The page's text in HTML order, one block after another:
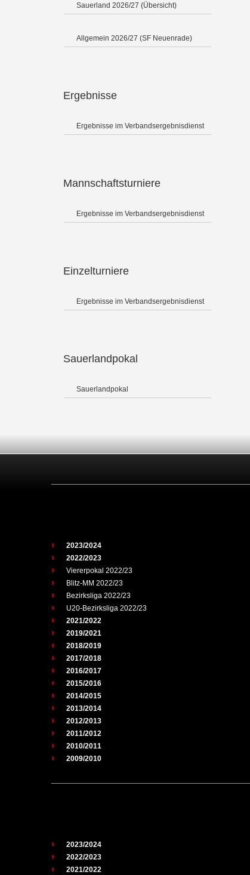
Sauerland 2026/27 (Übersicht)
Allgemein 2026/27 (SF Neuenrade)
Ergebnisse
Ergebnisse im Verbandsergebnisdienst
Mannschaftsturniere
Ergebnisse im Verbandsergebnisdienst
Einzelturniere
Ergebnisse im Verbandsergebnisdienst
Sauerlandpokal
Sauerlandpokal
2023/2024
2022/2023
Viererpokal 2022/23
Blitz-MM 2022/23
Bezirksliga 2022/23
U20-Bezirksliga 2022/23
2021/2022
2019/2021
2018/2019
2017/2018
2016/2017
2015/2016
2014/2015
2013/2014
2012/2013
2011/2012
2010/2011
2009/2010
2023/2024
2022/2023
2021/2022